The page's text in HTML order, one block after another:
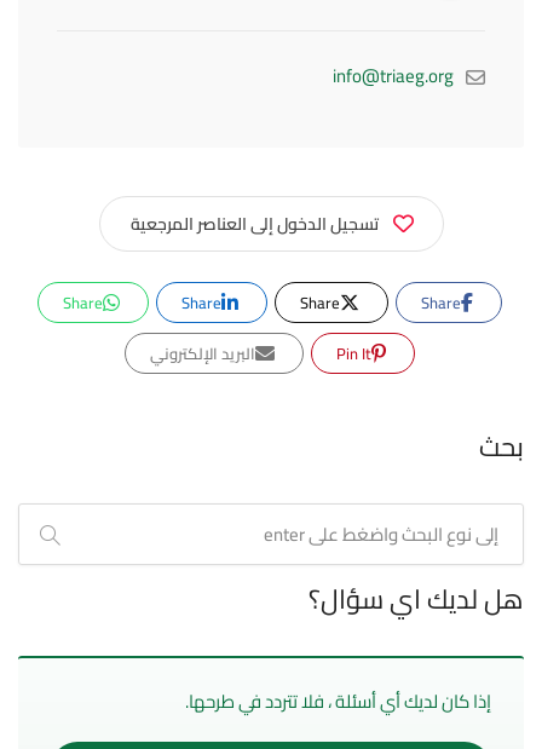
info@triaeg.org
تسجيل الدخول إلى العناصر المرجعية
Share
Share
Share
Share
Pin It
البريد الإلكتروني
بحث
هل لديك اي سؤال؟
إذا كان لديك أي أسئلة ، فلا تتردد في طرحها.